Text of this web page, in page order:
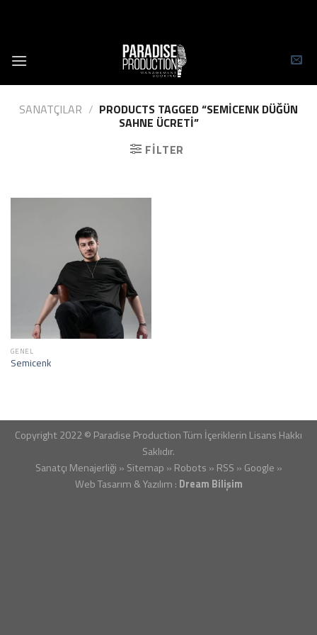
SANATÇILAR / PRODUCTS TAGGED “SEMICENK DÜĞÜN
SAHNE ÜCRETI”
FILTER
GENEL
Semicenk
Copyright 2022 © Paradise Production Tüm İçeriklerin Lisans Hakkı
Saklıdır.
Sanatçı Menajerliği » Sitemap » Robots » RSS » Google »
Web Tasarım & Yazılım : Dream Bilişim